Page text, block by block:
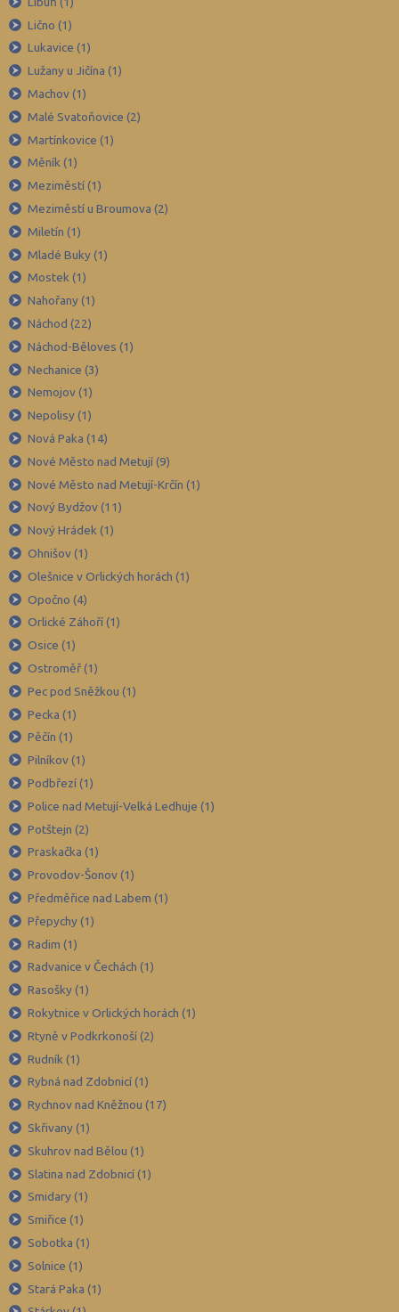
Znojmo (98)
Žďár nad Sázavou (124)
Královéhradecký kraj
Lično (1)
Lukavice (1)
Lužany u Jičína (1)
Machov (1)
Malé Svatoňovice (2)
Martínkovice (1)
Měník (1)
Meziměstí (1)
Meziměstí u Broumova (2)
Miletín (1)
Mladé Buky (1)
Mostek (1)
Nahořany (1)
Náchod (22)
Náchod-Běloves (1)
Nechanice (3)
Nemojov (1)
Nepolisy (1)
Nová Paka (14)
Nové Město nad Metují (9)
Nové Město nad Metují-Krčín (1)
Nový Bydžov (11)
Nový Hrádek (1)
Ohnišov (1)
Olešnice v Orlických horách (1)
Opočno (4)
Orlické Záhoří (1)
Osice (1)
Ostroměř (1)
Pec pod Sněžkou (1)
Pecka (1)
Pěčín (1)
Pilníkov (1)
Podbřezí (1)
Police nad Metují-Velká Ledhuje (1)
Potštejn (2)
Praskačka (1)
Provodov-Šonov (1)
Předměřice nad Labem (1)
Přepychy (1)
Radim (1)
Radvanice v Čechách (1)
Rasošky (1)
Rokytnice v Orlických horách (1)
Rtyně v Podkrkonoší (2)
Rudník (1)
Rybná nad Zdobnicí (1)
Rychnov nad Kněžnou (17)
Skřivany (1)
Skuhrov nad Bělou (1)
Slatina nad Zdobnicí (1)
Smidary (1)
Smiřice (1)
Sobotka (1)
Solnice (1)
Stará Paka (1)